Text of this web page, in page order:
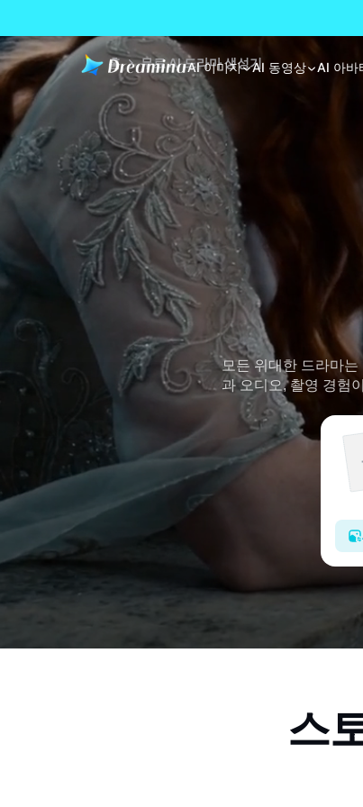
AI 이미지 AI 동영상 AI 아바
홈 무료 AI 드라마 생성기
모든 위대한 드라마는
과 오디오, 촬영 경험
스